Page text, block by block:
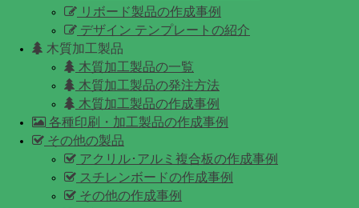
リボード製品の作成事例
デザイン テンプレートの紹介
木質加工製品
木質加工製品の一覧
木質加工製品の発注方法
木質加工製品の作成事例
各種印刷・加工製品の作成事例
その他の製品
アクリル･アルミ複合板の作成事例
スチレンボードの作成事例
その他の作成事例